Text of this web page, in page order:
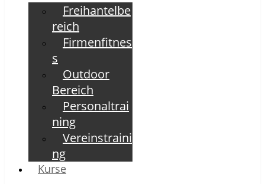
Freihantelbe
reich
Firmenfitnes
s
Outdoor
Bereich
Personaltrai
ning
Vereinstraini
ng
Kurse